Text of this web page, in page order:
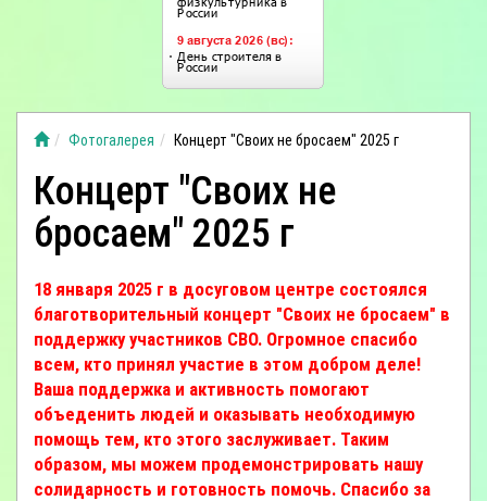
Фотогалерея Концерт "Своих не бросаем" 2025 г
Концерт "Своих не
бросаем" 2025 г
18 января 2025 г в досуговом центре состоялся
благотворительный концерт "Своих не бросаем" в
поддержку участников СВО. Огромное спасибо
всем, кто принял участие в этом добром деле!
Ваша поддержка и активность помогают
объеденить людей и оказывать необходимую
помощь тем, кто этого заслуживает. Таким
образом, мы можем продемонстрировать нашу
солидарность и готовность помочь. Спасибо за